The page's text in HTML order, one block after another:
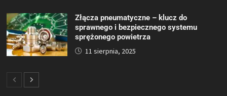
Złącza pneumatyczne – klucz do
sprawnego i bezpiecznego systemu
sprężonego powietrza
11 sierpnia, 2025